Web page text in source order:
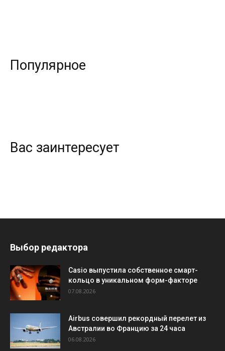
Популярное
Вас заинтересует
Выбор редактора
Casio выпустила собственное смарт-
кольцо в уникальном форм-факторе
07.08.2026
Airbus совершил рекордный перелет из
Австралии во Францию за 24 часа
06.08.2026